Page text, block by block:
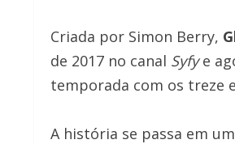
Criada por Simon Berry,
de 2017 no canal Syfye
temporada com os treze
A história se passa em